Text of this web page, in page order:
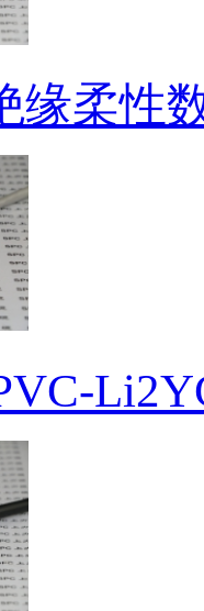
缘柔性